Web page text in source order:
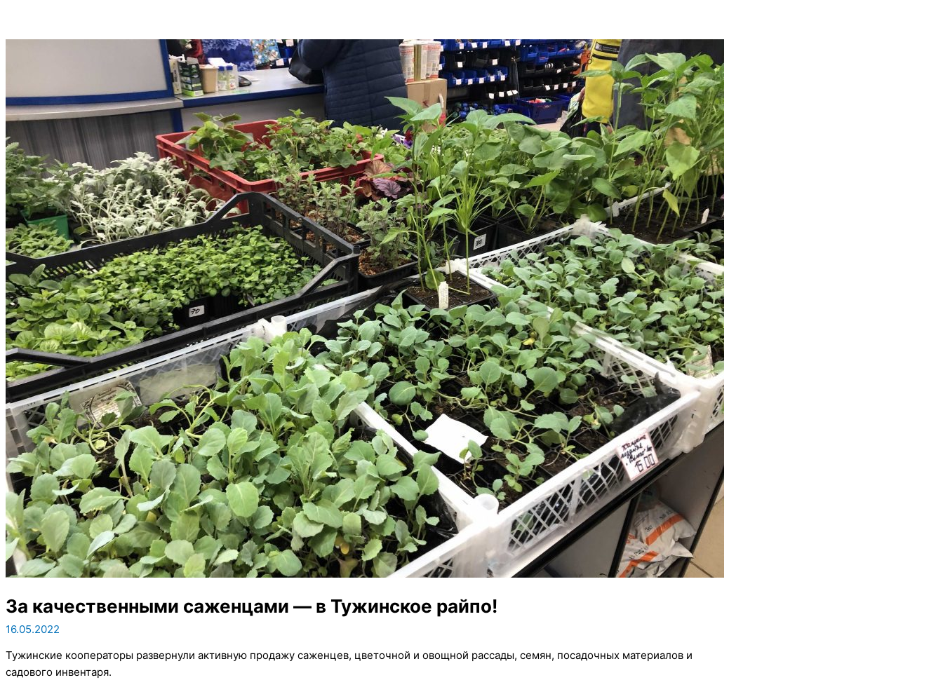
За качественными саженцами — в Тужинское райпо!
16.05.2022
Тужинские кооператоры развернули активную продажу саженцев, цветочной и овощной рассады, семян, посадочных материалов и
садового инвентаря.